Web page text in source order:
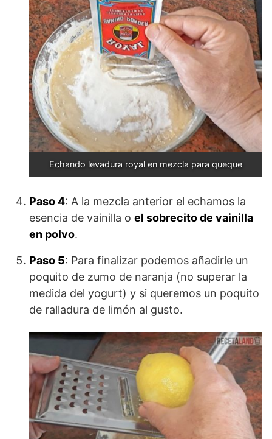
Echando levadura royal en mezcla para queque
Paso 4: A la mezcla anterior el echamos la
esencia de vainilla o el sobrecito de vainilla
en polvo.
Paso 5: Para finalizar podemos añadirle un
poquito de zumo de naranja (no superar la
medida del yogurt) y si queremos un poquito
de ralladura de limón al gusto.